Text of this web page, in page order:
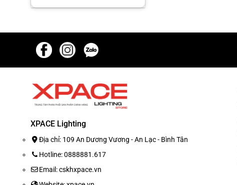
XPACE Lighting
Địa chỉ: 109 An Dương Vương - An Lạc - Bình Tân
Hotline: 0888881.617
Email: cskhxpace.vn